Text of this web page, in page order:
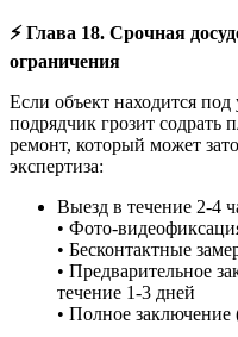
⚡ Глава 18. Срочная
ограничения
Если объект находится
подрядчик грозит содрать
ремонт, который может
экспертиза:
Выезд в течение 2-4
• Фото-
• Бесконтактные
• Предварительное
течение 1-3 дней
• Полное